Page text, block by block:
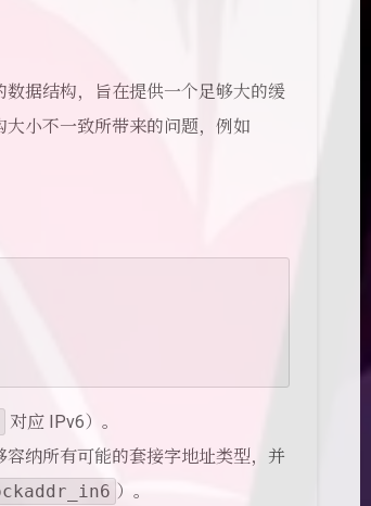
数据结构，旨在提供一个足够大的缓
小不一致所带来的问题，例如
对应 IPv6）。
容纳所有可能的套接字地址类型，并
）。